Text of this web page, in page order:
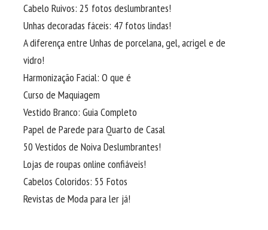
Cabelo Ruivos: 25 fotos deslumbrantes!
Unhas decoradas fáceis: 47 fotos lindas!
A diferença entre Unhas de porcelana, gel, acrigel e de
vidro!
Harmonização Facial: O que é
Curso de Maquiagem
Vestido Branco: Guia Completo
Papel de Parede para Quarto de Casal
50 Vestidos de Noiva Deslumbrantes!
Lojas de roupas online confiáveis!
Cabelos Coloridos: 55 Fotos
Revistas de Moda para ler já!